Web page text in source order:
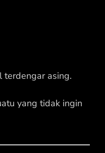
terdengar asing.
yang tidak ingin